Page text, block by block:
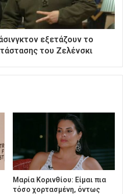
εξετάζουν το
του Ζελένσκι
Μαρία Κορινθίου: Είμαι πια
τόσο χορτασμένη, όντως